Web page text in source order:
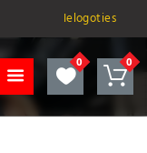
Ielogoties